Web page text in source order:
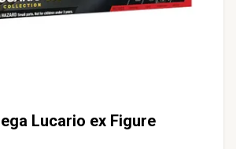
Lucario ex Figure